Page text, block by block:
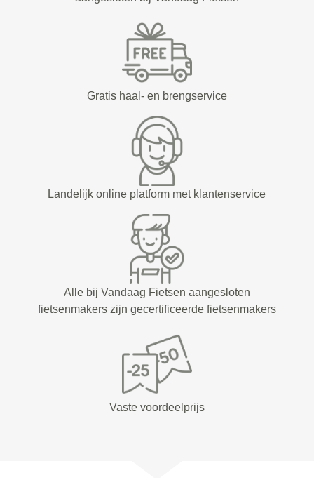
Gratis haal- en brengservice
Landelijk online platform met klantenservice
Alle bij Vandaag Fietsen aangesloten
fietsenmakers zijn gecertificeerde fietsenmakers
Vaste voordeelprijs